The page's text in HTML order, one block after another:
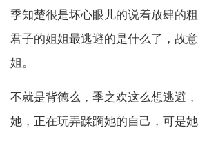
季知楚很是坏心眼儿的说着放肆的
君子的姐姐最逃避的是什么了，故
姐。
不就是背德么，季之欢这么想逃避
她，正在玩弄蹂躏她的自己，可是